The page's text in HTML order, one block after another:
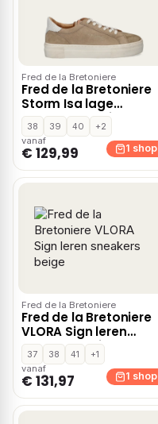
Fred de la Bretoniere
Fred de la Bretoniere
Storm Isa lage
sneakers – Beige
38 39 40
+2
vanaf
€ 129,99 1 shop
Fred de la Bretoniere
Fred de la Bretoniere
VLORA Sign leren
sneakers beige
37 38 41
+1
vanaf
€ 131,97 1 shop